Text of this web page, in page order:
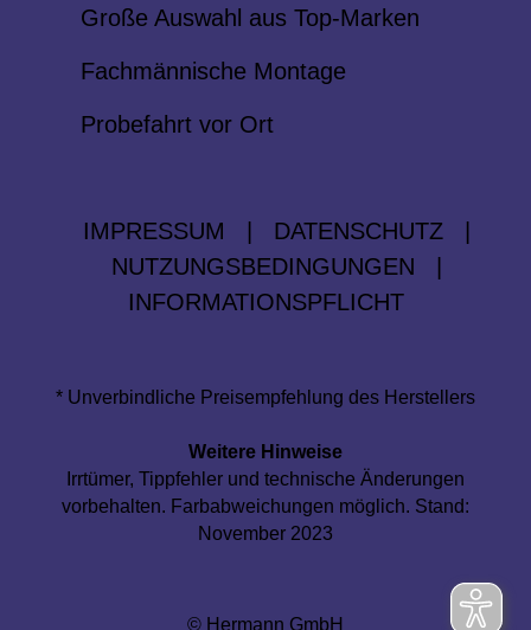
Große Auswahl aus Top-Marken
Fachmännische Montage
Probefahrt vor Ort
IMPRESSUM DATENSCHUTZ
NUTZUNGSBEDINGUNGEN
INFORMATIONSPFLICHT
* Unverbindliche Preisempfehlung des Herstellers
Weitere Hinweise
Irrtümer, Tippfehler und technische Änderungen
vorbehalten. Farbabweichungen möglich. Stand:
November 2023
© Hermann GmbH